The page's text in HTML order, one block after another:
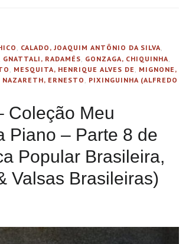
CALADO, JOAQUIM ANTÔNIO DA SILVA
GNATTALI, RADAMÉS GONZAGA, CHIQUINHA
MESQUITA, HENRIQUE ALVES DE
MIGNONE,
NAZARETH, ERNESTO
PIXINGUINHA (ALFREDO
Coleção Meu
Piano – Parte 8 de
Popular Brasileira,
Valsas Brasileiras)